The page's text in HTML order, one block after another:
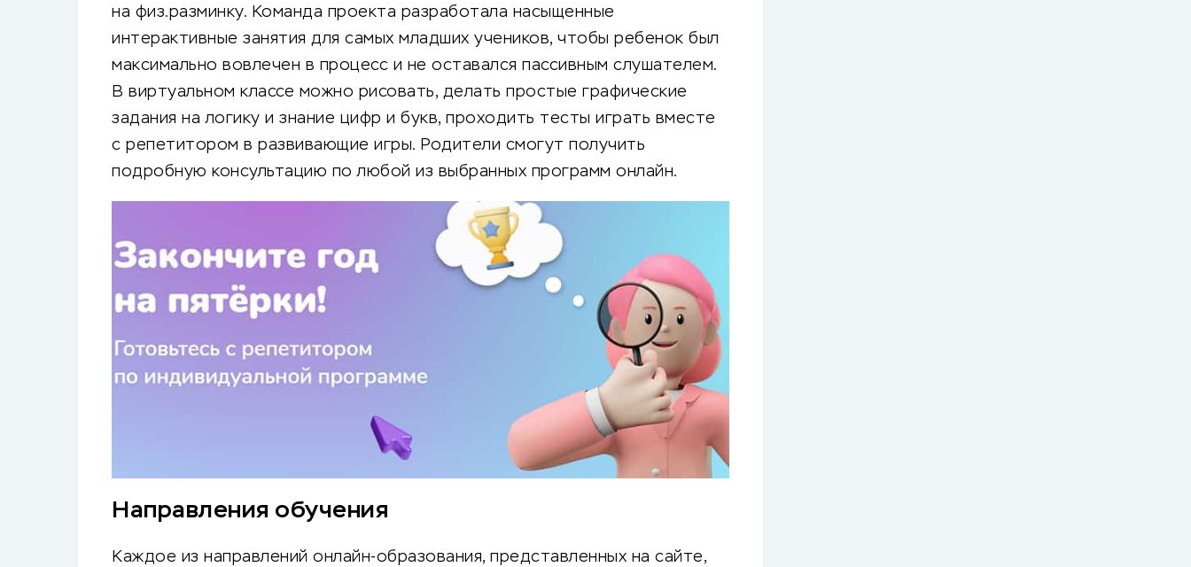
на физ.разминку. Команда проекта разработала насыщенные
интерактивные занятия для самых младших учеников, чтобы ребенок был
максимально вовлечен в процесс и не оставался пассивным слушателем.
В виртуальном классе можно рисовать, делать простые графические
задания на логику и знание цифр и букв, проходить тесты играть вместе
с репетитором в развивающие игры. Родители смогут получить
подробную консультацию по любой из выбранных программ онлайн.
Направления обучения
Каждое из направлений онлайн-образования, представленных на сайте,